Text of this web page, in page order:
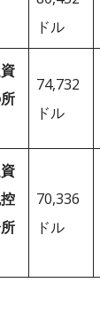
ドル
74,732
ドル
70,336
ドル